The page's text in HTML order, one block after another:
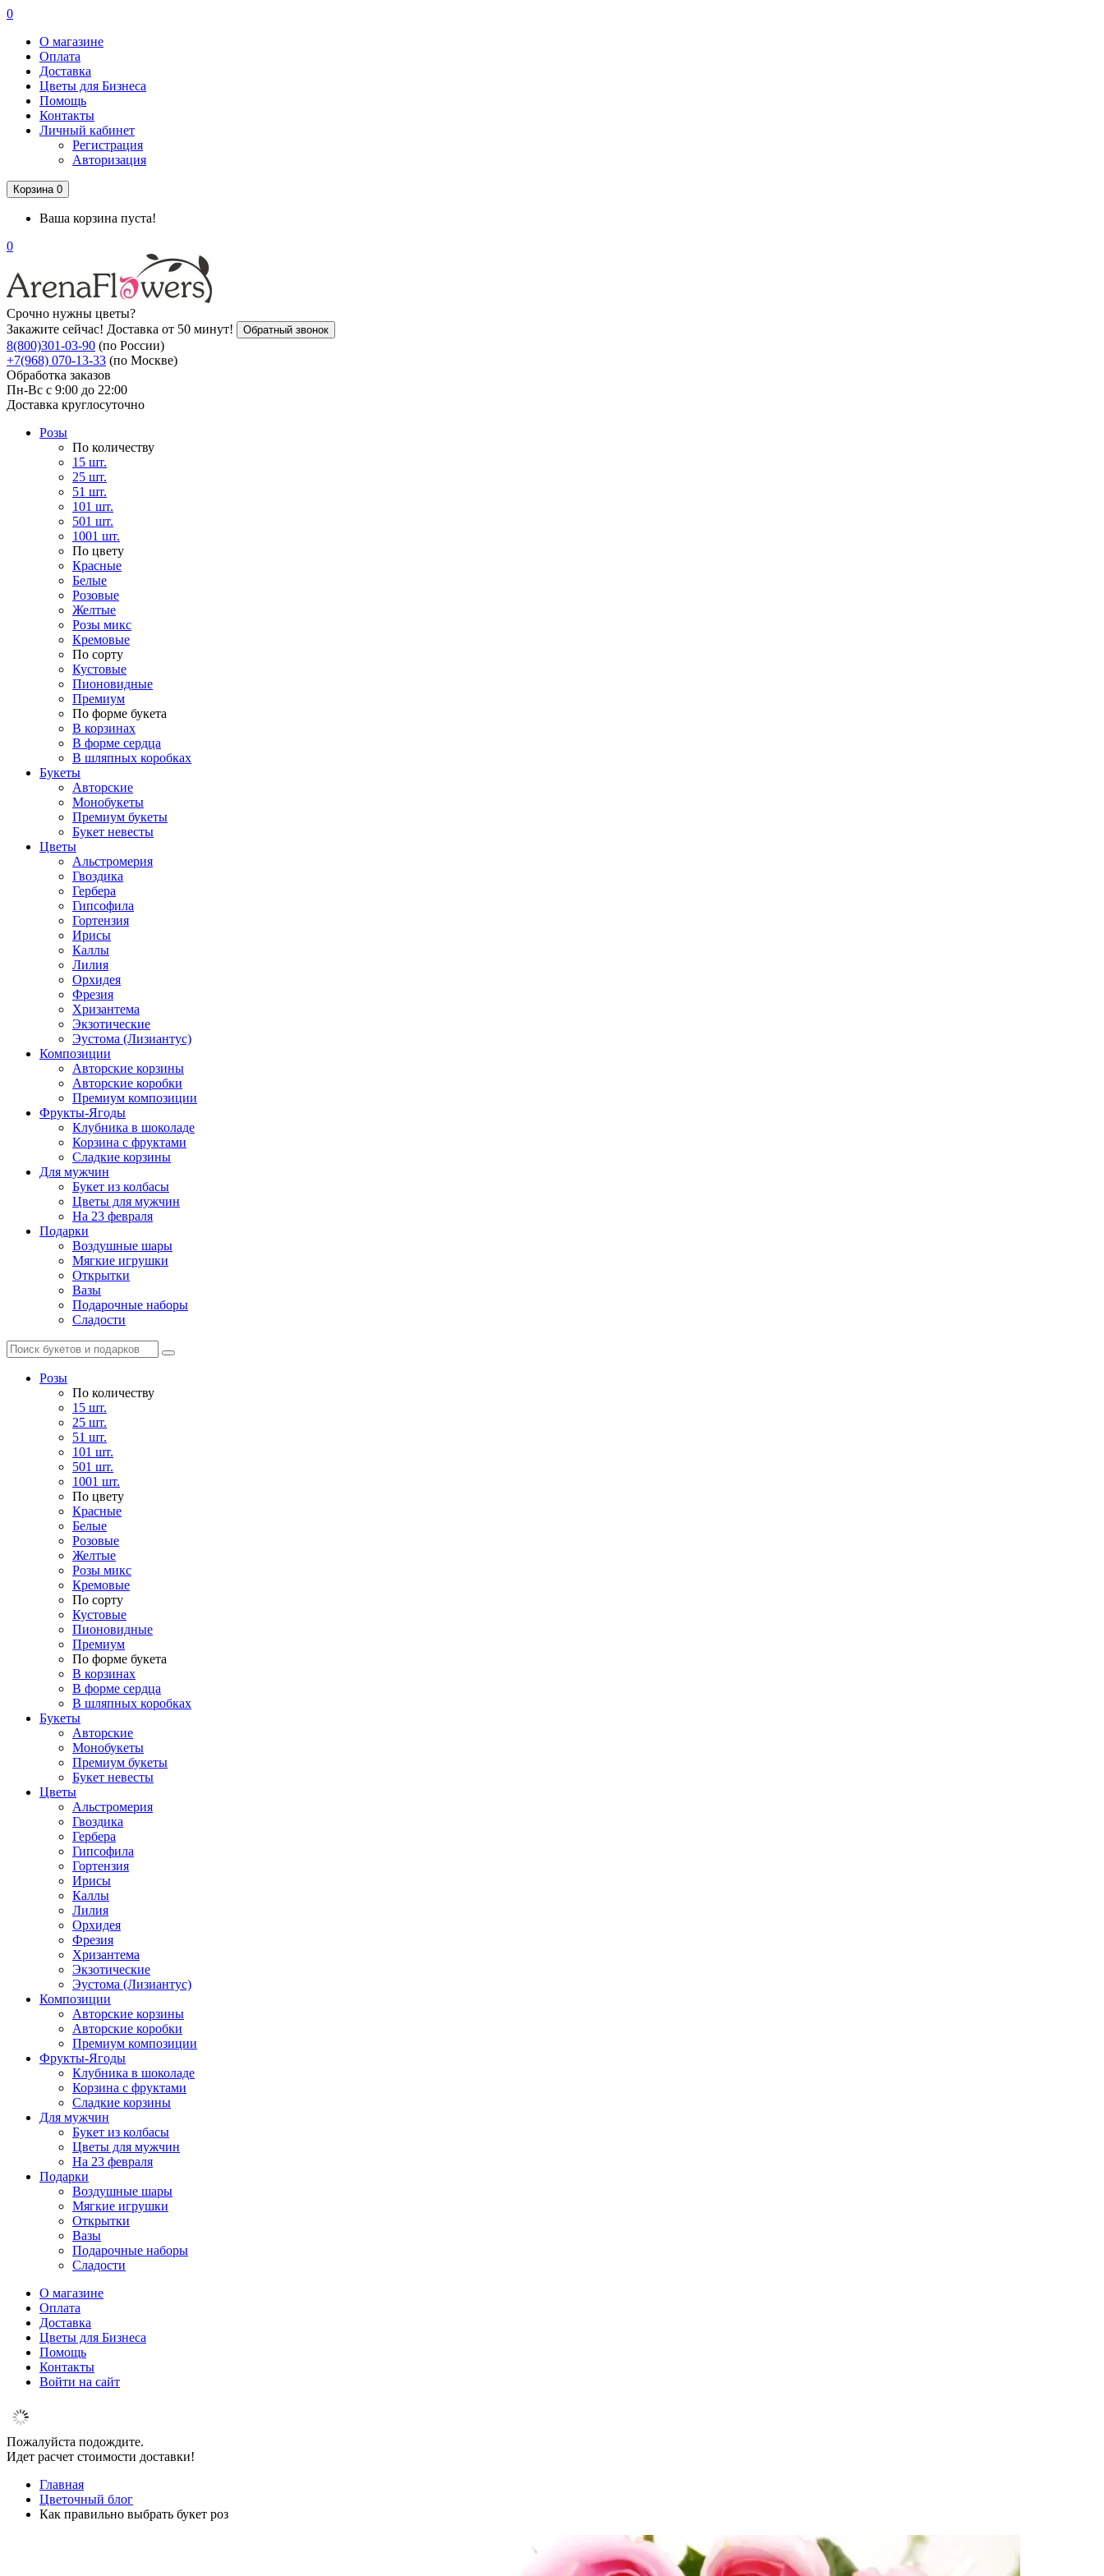
0
О магазине
Оплата
Доставка
Цветы для Бизнеса
Помощь
Контакты
Личный кабинет
Регистрация
Авторизация
Корзина 0
Ваша корзина пуста!
0
Срочно нужны цветы?
Закажите сейчас! Доставка от 50 минут!
Обратный звонок
8(800)301-03-90 (по России)
+7(968) 070-13-33 (по Москве)
Обработка заказов
Пн-Вс с 9:00 до 22:00
Доставка круглосуточно
Розы
По количеству
15 шт.
25 шт.
51 шт.
101 шт.
501 шт.
1001 шт.
По цвету
Красные
Белые
Розовые
Желтые
Розы микс
Кремовые
По сорту
Кустовые
Пионовидные
Премиум
По форме букета
В корзинах
В форме сердца
В шляпных коробках
Букеты
Авторские
Монобукеты
Премиум букеты
Букет невесты
Цветы
Альстромерия
Гвоздика
Гербера
Гипсофила
Гортензия
Ирисы
Каллы
Лилия
Орхидея
Фрезия
Хризантема
Экзотические
Эустома (Лизиантус)
Композиции
Авторские корзины
Авторские коробки
Премиум композиции
Фрукты-Ягоды
Клубника в шоколаде
Корзина с фруктами
Сладкие корзины
Для мужчин
Букет из колбасы
Цветы для мужчин
На 23 февраля
Подарки
Воздушные шары
Мягкие игрушки
Открытки
Вазы
Подарочные наборы
Сладости
Розы
По количеству
15 шт.
25 шт.
51 шт.
101 шт.
501 шт.
1001 шт.
По цвету
Красные
Белые
Розовые
Желтые
Розы микс
Кремовые
По сорту
Кустовые
Пионовидные
Премиум
По форме букета
В корзинах
В форме сердца
В шляпных коробках
Букеты
Авторские
Монобукеты
Премиум букеты
Букет невесты
Цветы
Альстромерия
Гвоздика
Гербера
Гипсофила
Гортензия
Ирисы
Каллы
Лилия
Орхидея
Фрезия
Хризантема
Экзотические
Эустома (Лизиантус)
Композиции
Авторские корзины
Авторские коробки
Премиум композиции
Фрукты-Ягоды
Клубника в шоколаде
Корзина с фруктами
Сладкие корзины
Для мужчин
Букет из колбасы
Цветы для мужчин
На 23 февраля
Подарки
Воздушные шары
Мягкие игрушки
Открытки
Вазы
Подарочные наборы
Сладости
О магазине
Оплата
Доставка
Цветы для Бизнеса
Помощь
Контакты
Войти на сайт
Пожалуйста подождите.
Идет расчет стоимости доставки!
Главная
Цветочный блог
Как правильно выбрать букет роз